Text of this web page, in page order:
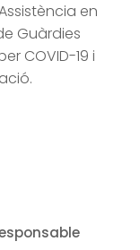
en
Guàrdies
COVID-19 i